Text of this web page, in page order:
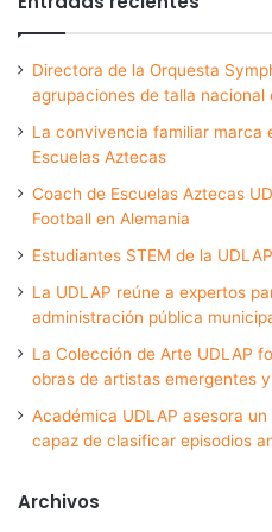
Directora de la Orquesta
agrupaciones de talla nacional
La convivencia familiar marca
Escuelas Aztecas
Coach de Escuelas Aztecas
Football en Alemania
Estudiantes STEM de la
La UDLAP reúne a expertos
administración pública
La Colección de Arte UDLAP
obras de artistas emergentes
Académica UDLAP asesora
capaz de clasificar episodios
Archivos